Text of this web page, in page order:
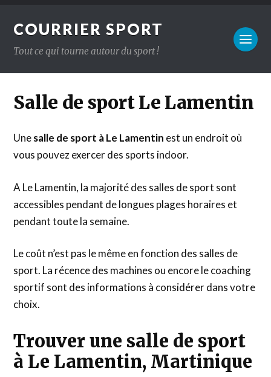
COURRIER SPORT
Tout ce qui tourne autour du sport !
Salle de sport Le Lamentin
Unesalle de sport à Le Lamentin est un endroit où
vous pouvez exercer des sports indoor.
A Le Lamentin, la majorité des salles de sport sont
accessibles pendant de longues plages horaires et
pendant toute la semaine.
Le coût n’est pas le même en fonction des salles de
sport. La récence des machines ou encore le coaching
sportif sont des informations à considérer dans votre
choix.
Trouver une salle de sport
à Le Lamentin, Martinique